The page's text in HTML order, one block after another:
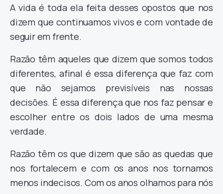
A vida é toda ela feita desses opostos que nos
dizem que continuamos vivos e com vontade de
seguir em frente.
Razão têm aqueles que dizem que somos todos
diferentes, afinal é essa diferença que faz com
que não sejamos previsíveis nas nossas
decisões. É essa diferença que nos faz pensar e
escolher entre os dois lados de uma mesma
verdade.
Razão têm os que dizem que são as quedas que
nos fortalecem e com os anos nos tornamos
menos indecisos. Com os anos olhamos para nós